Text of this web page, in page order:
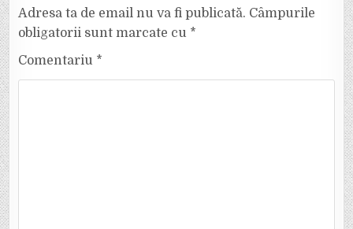
Adresa ta de email nu va fi publicată. Câmpurile
obligatorii sunt marcate cu *
Comentariu *